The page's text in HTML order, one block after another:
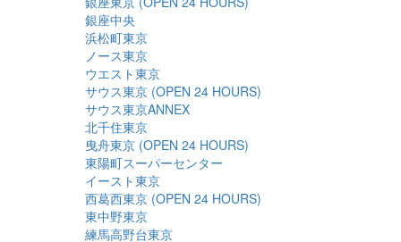
銀座中央
浜松町東京
ノース東京
ウエスト東京
サウス東京 (OPEN 24 HOURS)
サウス東京ANNEX
北千住東京
曳舟東京 (OPEN 24 HOURS)
東陽町スーパーセンター
イースト東京
西葛西東京 (OPEN 24 HOURS)
東中野東京
練馬高野台東京